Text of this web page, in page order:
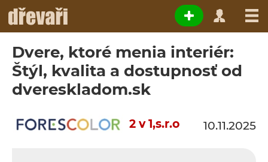
Dvere, ktoré menia interiér:
Štýl, kvalita a dostupnosť od
dvereskladom.sk
2 v 1,s.r.o 10.11.2025